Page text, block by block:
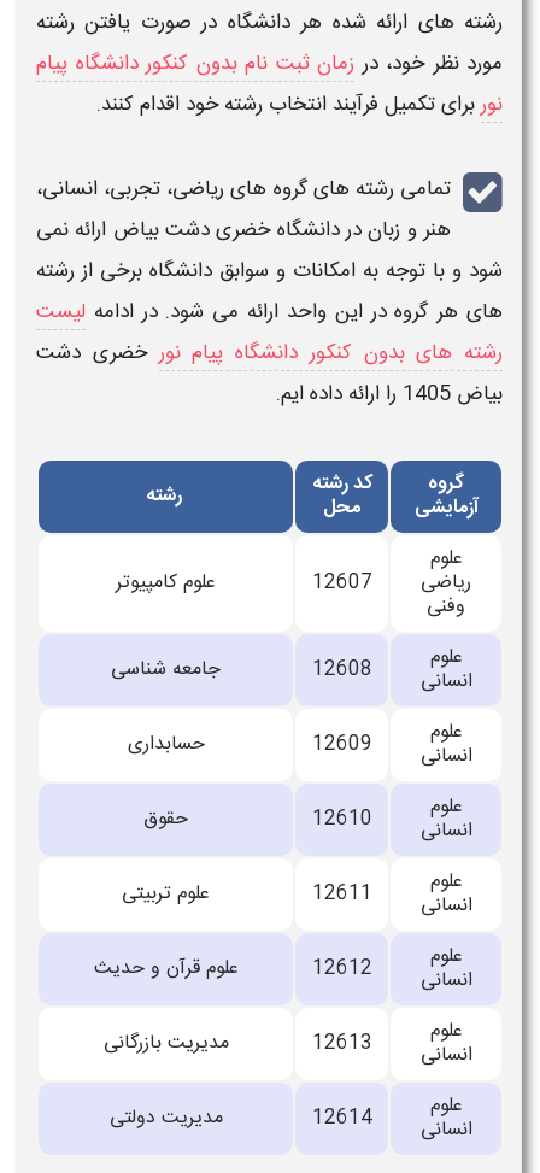
رشته های ارائه شده هردانشگاه در صورت یافتن رشته
مورد نظر خود، در زمان ثبت نام بدون کنکور دانشگاه پیام
نوربرای تکمیل فرآیند انتخاب رشتهخود اقدام کنند.
تمامی رشته هایگروه های ریاضی، تجربی، انسانی،
هنر و زبان دردانشگاه خضری دشت بیاض ارائه نمی
شود و با توجه به امکانات و سوابق دانشگاه برخی از رشته
های هر گروه در این واحد ارائه می شود. در ادامه لیست
رشته های بدون کنکور دانشگاه پیام نورخضری دشت
بیاض 1405 را ارائه داده ایم.
گروه
آزمایشی
کد رﺷﺘﻪ
محل
رﺷﺘﻪ
علوم
ریاضی
وفنی
12607 علوم کامپیوتر
علوم
انسانی 12608
جامعه شناسی
علوم
انسانی 12609
حسابداری
علوم
انسانی 12610
حقوق
علوم
انسانی 12611
علوم تربیتی
علوم
انسانی 12612
علوم قرآن و حدیث
علوم
انسانی 12613
مدیریت بازرگانی
علوم
انسانی 12614 مدیریت دولتی